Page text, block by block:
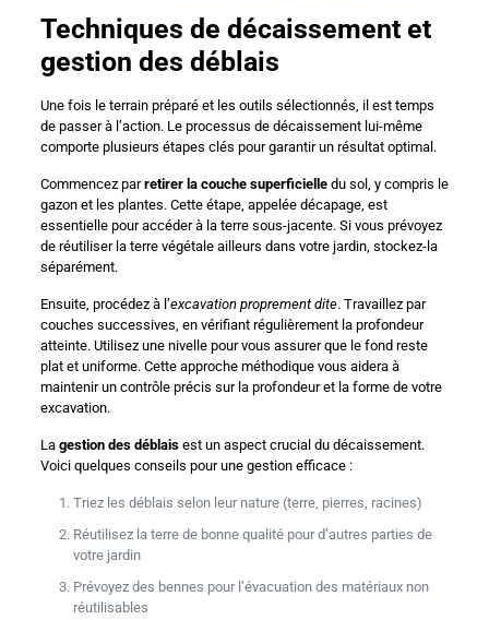
Techniques de décaissement et
gestion des déblais
Une fois le terrain préparé et les outils sélectionnés, il est temps
de passer à l’action. Le processus de décaissement lui-même
comporte plusieurs étapes clés pour garantir un résultat optimal.
Commencez parretirer la couche superficielledu sol, y compris le
gazon et les plantes. Cette étape, appelée décapage, est
essentielle pour accéder à la terre sous-jacente. Si vous prévoyez
de réutiliser la terre végétale ailleurs dans votre jardin, stockez-la
séparément.
Ensuite, procédez à l’excavation proprement dite. Travaillez par
couches successives, en vérifiant régulièrement la profondeur
atteinte. Utilisez une nivelle pour vous assurer que le fond reste
plat et uniforme. Cette approche méthodique vous aidera à
maintenir un contrôle précis sur la profondeur et la forme de votre
excavation.
La gestion des déblaisest un aspect crucial du décaissement.
Voici quelques conseils pour une gestion efficace :
Triez les déblais selon leur nature (terre, pierres, racines)
Réutilisez la terre de bonne qualité pour d’autres parties de
votre jardin
Prévoyez des bennes pour l’évacuation des matériaux non
réutilisables